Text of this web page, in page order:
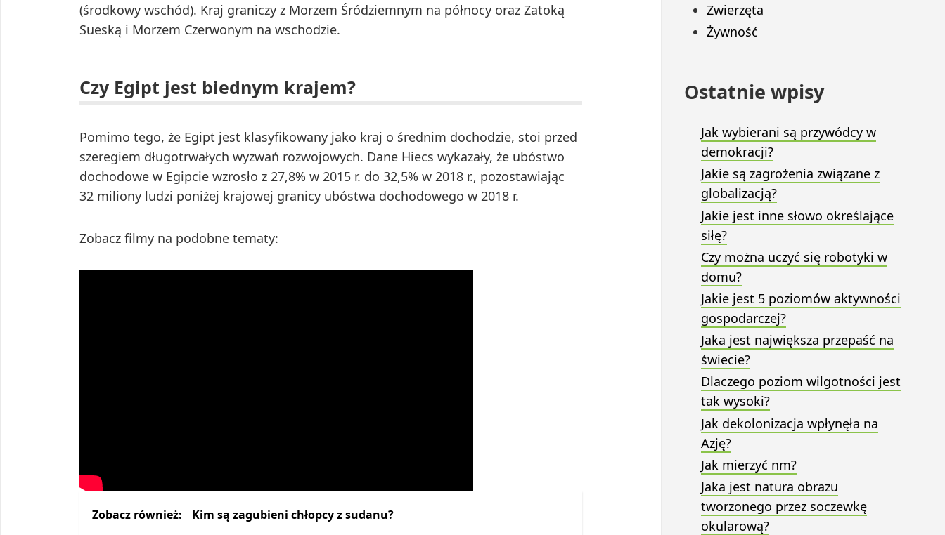
(środkowy wschód). Kraj graniczy z Morzem Śródziemnym na północy oraz Zatoką
Sueską i Morzem Czerwonym na wschodzie.
Czy Egipt jest biednym krajem?
Pomimo tego, że Egipt jest klasyfikowany jako kraj o średnim dochodzie, stoi przed
szeregiem długotrwałych wyzwań rozwojowych. Dane Hiecs wykazały, że ubóstwo
dochodowe w Egipcie wzrosło z 27,8% w 2015 r. do 32,5% w 2018 r., pozostawiając
32 miliony ludzi poniżej krajowej granicy ubóstwa dochodowego w 2018 r.
Zobacz filmy na podobne tematy:
Zobacz również: Kim są zagubieni chłopcy z sudanu?
Zwierzęta
Żywność
Ostatnie wpisy
Jak wybierani są przywódcy w
demokracji?
Jakie są zagrożenia związane z
globalizacją?
Jakie jest inne słowo określające
siłę?
Czy można uczyć się robotyki w
domu?
Jakie jest 5 poziomów aktywności
gospodarczej?
Jaka jest największa przepaść na
świecie?
Dlaczego poziom wilgotności jest
tak wysoki?
Jak dekolonizacja wpłynęła na
Azję?
Jak mierzyć nm?
Jaka jest natura obrazu
tworzonego przez soczewkę
okularową?